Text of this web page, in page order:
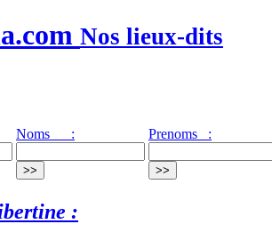
Nos lieux-dits
Noms : Prenoms :
: